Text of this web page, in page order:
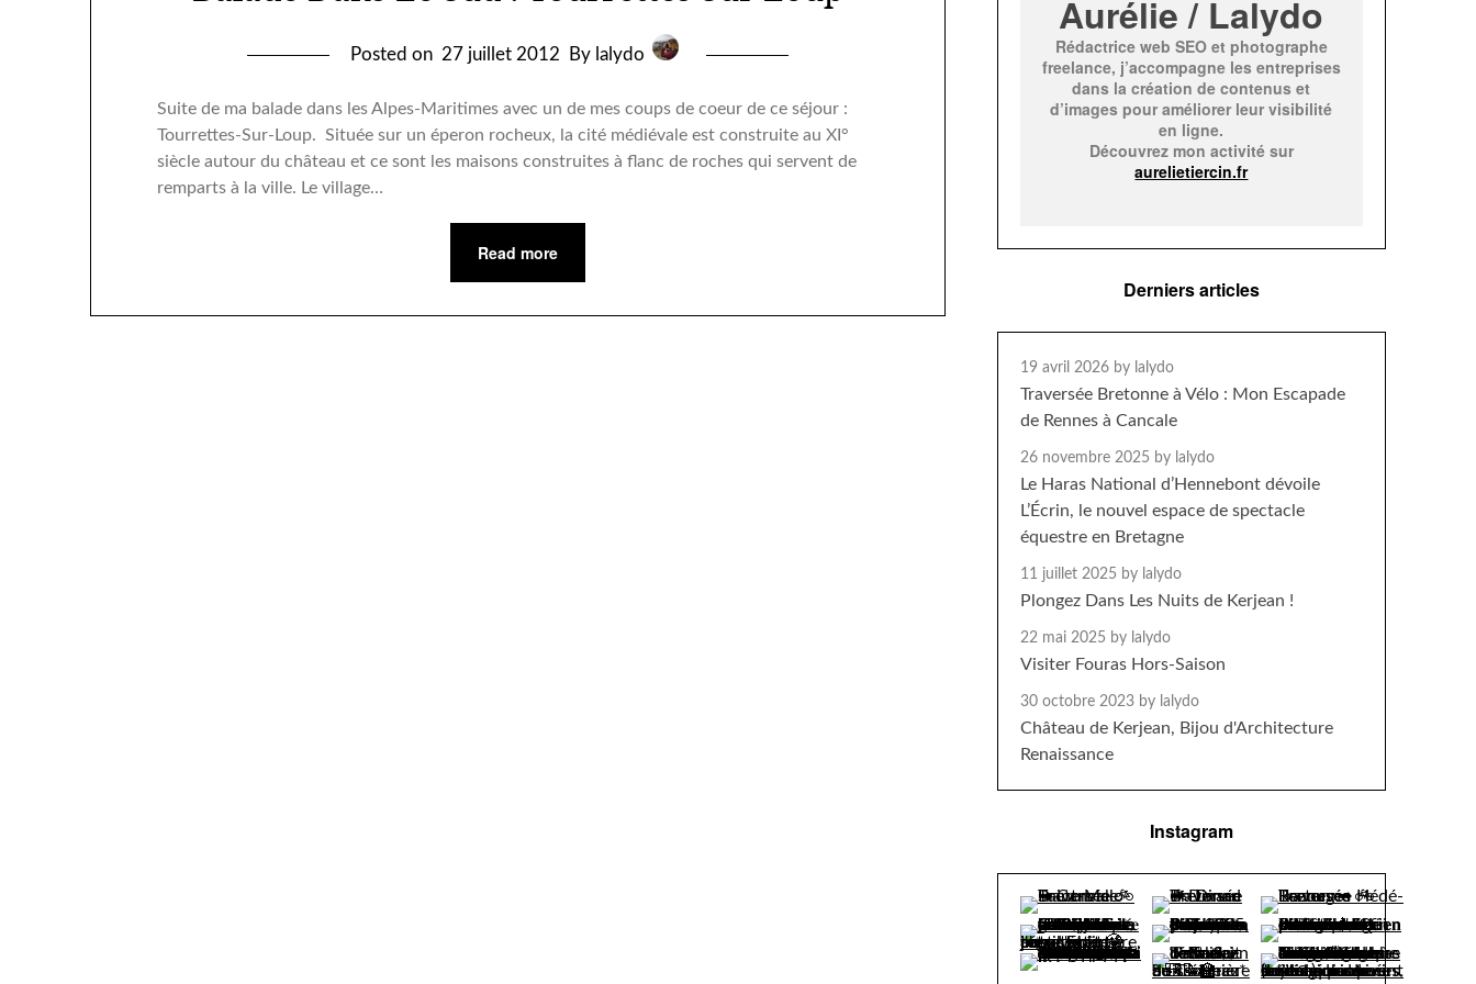
Posted on 27 juillet 2012 By lalydo
Suite de ma balade dans les Alpes-Maritimes avec un de mes coups de coeur de ce séjour :
Tourrettes-Sur-Loup. Située sur un éperon rocheux, la cité médiévale est construite au XI°
siècle autour du château et ce sont les maisons construites à flanc de roches qui servent de
remparts à la ville. Le village…
Read more
Aurélie / Lalydo
Rédactrice web SEO et photographe
freelance, j’accompagne les entreprises
dans la création de contenus et
d’images pour améliorer leur visibilité
en ligne.
Découvrez mon activité sur
aurelietiercin.fr
Derniers articles
19 avril 2026 by lalydo
Traversée Bretonne à Vélo : Mon Escapade
de Rennes à Cancale
26 novembre 2025 by lalydo
Le Haras National d’Hennebont dévoile
L’Écrin, le nouvel espace de spectacle
équestre en Bretagne
11 juillet 2025 by lalydo
Plongez Dans Les Nuits de Kerjean !
22 mai 2025 by lalydo
Visiter Fouras Hors-Saison
30 octobre 2023 by lalydo
Château de Kerjean, Bijou d'Architecture
Renaissance
Instagram